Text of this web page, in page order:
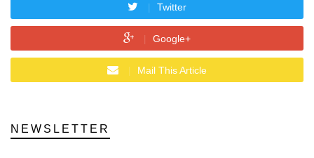
Twitter
Google+
Mail This Article
NEWSLETTER